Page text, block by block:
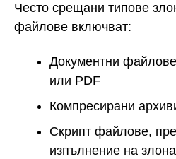
Често срещани типове
файлове включват:
Документни
или PDF
Компресирани
Скрипт файлове,
изпълнение на